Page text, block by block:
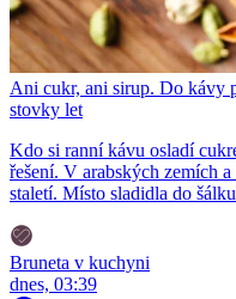
Ani cukr, ani sirup. Do kávy
stovky let
Kdo si ranní kávu osladí
řešení. V arabských zemích
staletí. Místo sladidla do
Bruneta v kuchyni
dnes, 03:39